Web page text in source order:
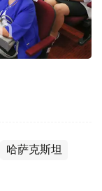
哈萨克斯坦